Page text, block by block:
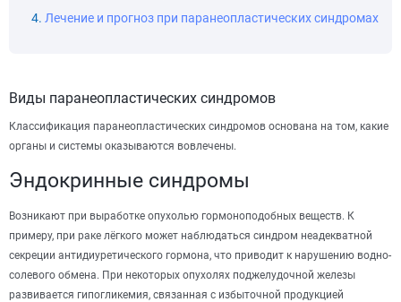
Лечение и прогноз при паранеопластических синдромах
Виды паранеопластических синдромов
Классификация паранеопластических синдромов основана на том, какие
органы и системы оказываются вовлечены.
Эндокринные синдромы
Возникают при выработке опухолью гормоноподобных веществ. К
примеру, при раке лёгкого может наблюдаться синдром неадекватной
секреции антидиуретического гормона, что приводит к нарушению водно-
солевого обмена. При некоторых опухолях поджелудочной железы
развивается гипогликемия, связанная с избыточной продукцией